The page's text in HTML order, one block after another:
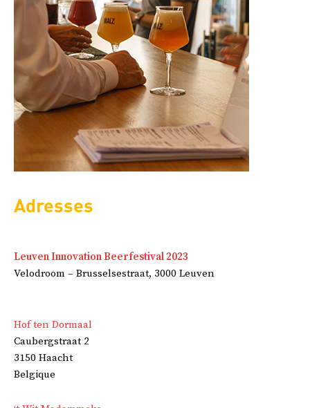
Adresses
Leuven Innovation Beerfestival 2023
Velodroom – Brusselsestraat, 3000 Leuven
Hof ten Dormaal
Caubergstraat 2
3150 Haacht
Belgique